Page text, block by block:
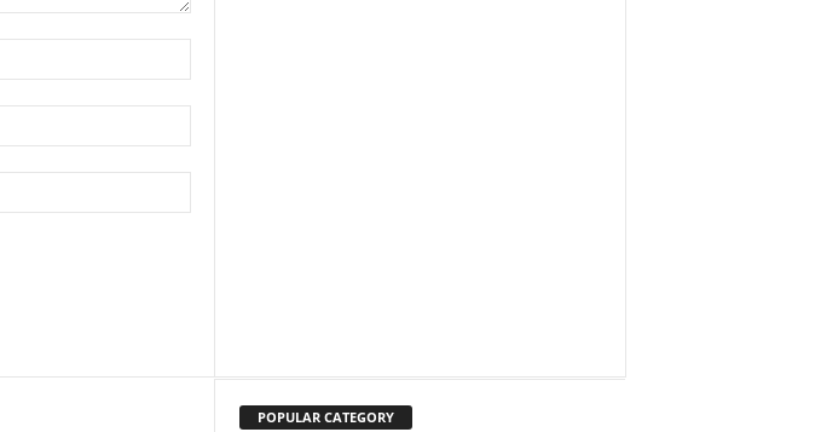
POPULAR CATEGORY